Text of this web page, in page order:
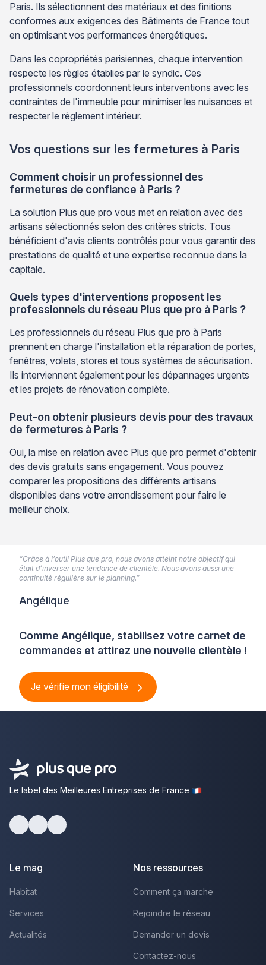
Paris. Ils sélectionnent des matériaux et des finitions
conformes aux exigences des Bâtiments de France tout
en optimisant vos performances énergétiques.
Dans les copropriétés parisiennes, chaque intervention
respecte les règles établies par le syndic. Ces
professionnels coordonnent leurs interventions avec les
contraintes de l'immeuble pour minimiser les nuisances et
respecter le règlement intérieur.
Vos questions sur les fermetures à Paris
Comment choisir un professionnel des
fermetures de confiance à Paris ?
La solution Plus que pro vous met en relation avec des
artisans sélectionnés selon des critères stricts. Tous
bénéficient d'avis clients contrôlés pour vous garantir des
prestations de qualité et une expertise reconnue dans la
capitale.
Quels types d'interventions proposent les
professionnels du réseau Plus que pro à Paris ?
Les professionnels du réseau Plus que pro à Paris
prennent en charge l'installation et la réparation de portes,
fenêtres, volets, stores et tous systèmes de sécurisation.
Ils interviennent également pour les dépannages urgents
et les projets de rénovation complète.
Peut-on obtenir plusieurs devis pour des travaux
de fermetures à Paris ?
Oui, la mise en relation avec Plus que pro permet d'obtenir
des devis gratuits sans engagement. Vous pouvez
comparer les propositions des différents artisans
disponibles dans votre arrondissement pour faire le
meilleur choix.
Comme Angélique, stabilisez votre carnet de
commandes et attirez une nouvelle clientèle !
Je vérifie mon éligibilité
“Grâce à l’outil Plus que pro, nous avons atteint notre objectif qui
était d’inverser une tendance de clientèle. Nous avons aussi une
continuité régulière sur le planning.”
Angélique
Le label des Meilleures Entreprises de France
Le mag
Habitat
Services
Actualités
Nos ressources
Comment ça marche
Rejoindre le réseau
Demander un devis
Contactez-nous